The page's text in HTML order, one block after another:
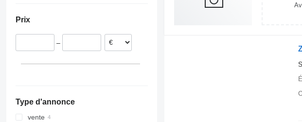
Prix
–
Type d'annonce
vente